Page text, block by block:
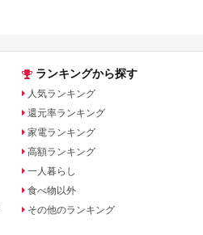
ランキングから探す
人気ランキング
還元率ランキング
家電ランキング
高額ランキング
一人暮らし
食べ物以外
その他のランキング